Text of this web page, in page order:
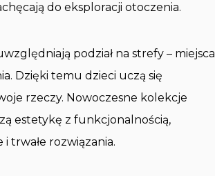
do eksploracji otoczenia.
podział na strefy – miejsca
Dzięki temu dzieci uczą się
rzeczy. Nowoczesne kolekcje
estetykę z funkcjonalnością,
trwałe rozwiązania.